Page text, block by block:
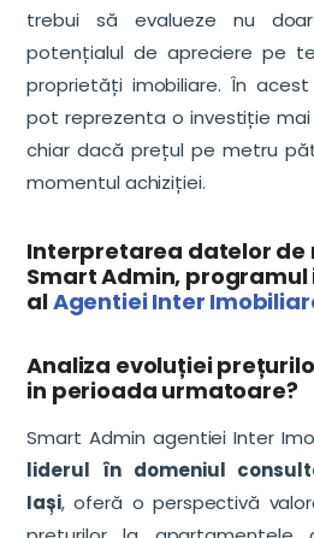
trebui să evalueze nu
potențialul de apreciere pe
proprietăți imobiliare. În
pot reprezenta o investiție
chiar dacă prețul pe metru
momentul achiziției.
Interpretarea datelor de
Smart Admin,
alAgentiei Inter
Analiza evoluției
in perioada urmatoare?
Smart Admin agentiei Inter
liderul în domeniul
Iași, oferă o perspectivă